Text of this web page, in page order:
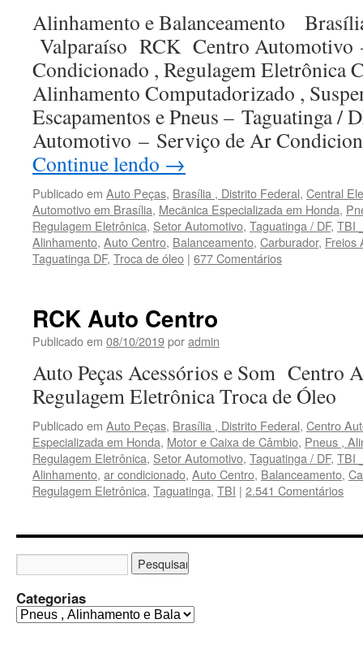
Brasília
Alinhamento e Balanceamento
Valparaíso RCK Centro Automotivo
Condicionado , Regulagem Eletrônica
Alinhamento Computadorizado ,
Escapamentos e Pneus – Taguatinga /
Automotivo – Serviço de Ar
Continue lendo →
Publicado em Auto Peças, Brasília , Distrito Federal, Central
Automotivo em Brasília, Mecãnica Especializada em Honda,
Regulagem Eletrônica, Setor Automotivo, Taguatinga / DF, TBI
Alinhamento, Auto Centro, Balanceamento, Carburador, Freios
Taguatinga DF, Troca de óleo | 677 Comentários
RCK Auto Centro
Publicado em 08/10/2019poradmin
Auto Peças Acessórios e Som Centro
Regulagem Eletrônica Troca de Óleo
Publicado em Auto Peças, Brasília , Distrito Federal, Centro
Especializada em Honda, Motor e Caixa de Câmbio, Pneus ,
Regulagem Eletrônica, Setor Automotivo, Taguatinga / DF, TBI
Alinhamento, ar condicionado, Auto Centro, Balanceamento,
Regulagem Eletrônica, Taguatinga, TBI | 2.541 Comentários
Categorias
C